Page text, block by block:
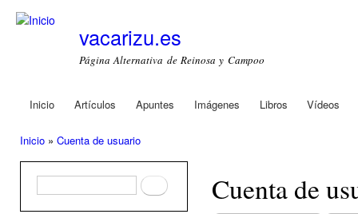
vacarizu.es
Página Alternativa de Reinosa y Campoo
Main menu
Inicio Artículos Apuntes Imágenes Libros Vídeos
Inicio » Cuenta de usuario
Formulario de búsquedaBuscar Cuenta de